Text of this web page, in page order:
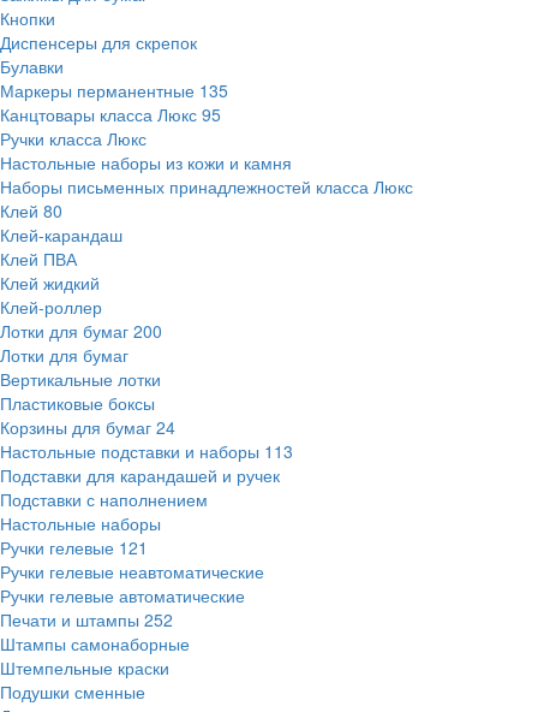
Кнопки
Диспенсеры для скрепок
Булавки
Маркеры перманентные 135
Канцтовары класса Люкс 95
Ручки класса Люкс
Настольные наборы из кожи и камня
Наборы письменных принадлежностей класса Люкс
Клей 80
Клей-карандаш
Клей ПВА
Клей жидкий
Клей-роллер
Лотки для бумаг 200
Лотки для бумаг
Вертикальные лотки
Пластиковые боксы
Корзины для бумаг 24
Настольные подставки и наборы 113
Подставки для карандашей и ручек
Подставки с наполнением
Настольные наборы
Ручки гелевые 121
Ручки гелевые неавтоматические
Ручки гелевые автоматические
Печати и штампы 252
Штампы самонаборные
Штемпельные краски
Подушки сменные